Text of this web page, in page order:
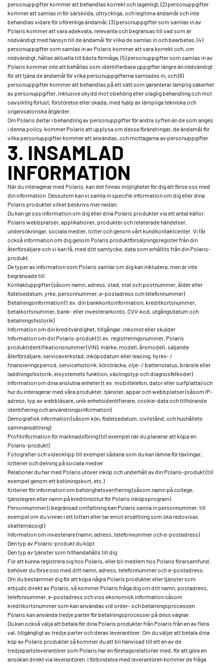
personuppgifter kommer att behandlas korrekt och lagenligt, (2) personuppgifter
kommer att samlas in för särskilda, uttryckliga, och legitima ändamål och inte
behandlas vidare för oförenliga ändamål, (3) personuppgifter som samlas in av
Polaris kommer att vara adekvata, relevanta och begränsas till vad som är
nödvändigt med hänsyn till de ändamål för vilka de samlas in och bearbetas, (4)
personuppgifter som samlas in av Polaris kommer att vara korrekt och, om
nödvändigt, hållas aktuella till bästa förmåga, (5) personuppgifter som samlas in av
Polaris kommer inte att behållas som identifierbara uppgifter längre än nödvändigt
för att tjäna de ändamål för vilka personuppgifterna samlades in, och (6)
personuppgifter kommer att behandlas på ett sätt som garanterar lämplig säkerhet
av personuppgifter, inklusive skydd mot obehörig eller olaglig behandling och mot
oavsiktlig förlust, förstörelse eller skada, med hjälp av lämpliga tekniska och
organisatoriska åtgärder.
Om Polaris deltar i behandling av personuppgifter för andra syften än de som anges
i denna policy, kommer Polaris att upplysa om dessa förändringar, de ändamål för
vilka personuppgifter kommer att användas, och mottagarna av personuppgifter.
3. INSAMLAD
INFORMATION
När du interagerar med Polaris, kan det finnas möjligheter för dig att förse oss med
din information. Dessutom kan vi samla in specifik information om dig eller dina
Polaris produkter vilket beskrivs mer nedan.
Du kan ge oss information om dig eller dina Polaris produkter via ett antal källor:
Polaris webbplatser, applikationer, produkter och relaterade händelser,
undersökningar, sociala medier, lotter och genom vårt kundkontaktcenter. Vi får
också information om dig genom Polaris produktförsäljningsregister från din
återförsäljare och vi kan få, med ditt samtycke, data som erhållits från din Polaris-
produkt.
De typer av information som Polaris samlar om dig kan inkludera, men är inte
begränsade till:
Kontaktuppgifter (såsom namn, adress, stad, stat och postnummer, ålder eller
födelsedatum, yrke, personnummer, e-postadress och telefonnummer)
Betalningsinformation (t.ex. din bankkontoinformation, kreditkortsnummer,
betalkortsnummer, bank- eller investerarkonto, CVV-kod, utgångsdatum och
betalningshistorik)
Information om din kreditvärdighet, tillgångar, inkomst eller skulder
Information om din Polaris-produkt (t.ex. registreringsnummer, Polaris
produktidentifikationsnummer (VIN), märke, modell, årsmodell, säljande
återförsäljare, serviceverkstad, inköpsdatum eller leasing, hyres- /
finansieringsperiod, servicehistorik, körsträcka, olje- / batteristatus, bränsle eller
laddningshistorik, elsystemets funktion, växlingstyp och diagnosfelkoder)
Information om dina anslutna enheter (t.ex. mobiltelefon, dator eller surfplatta) och
hur du interagerar med våra produkter, tjänster, appar och webbplatser (såsom IP-
adress, typ av webbläsare, unik enhetsidentifierare, cookie-data och tillhörande
identifiering och användningsinformation)
Demografisk information (såsom kön, födelsedatum, civilstånd, och hushållets
sammansättning)
Profilinformation för marknadsföring (till exempel när du planerar att köpa en
Polaris-produkt)
Fotografier och videoklipp till exempel sådana som du kan lämna för tävlingar,
lotterier och delning på sociala medier
Relationer du har med Polaris utöver inköp och underhåll av din Polaris-produkt (till
exempel genom ett belöningskort, etc.)
Kriterier för information om behörighetsverifiering (såsom namn på college,
tjänstegren eller namn på kreditinstitut för Polaris inköpsprogram)
Personnummer (i begränsad omfattning kan Polaris samla in personnummer, till
exempel om du vinner i ett lotteri eller tar emot ersättning som ska redovisas
skattemässigt)
Information om investerare (namn, adress, telefonnummer och e-postadress)
Den typ av Polaris-produkt du köpt
Den typ av tjänster som tillhandahålls till dig
För att kunna registrera sig hos Polaris, eller bli medlem hos Polaris förarsamfund,
behöver du förse oss med ditt namn, adress, telefonnummer och e-postadress.
Om du bestämmer dig för att köpa några Polaris produkter eller tjänster som
erbjuds direkt av Polaris, så kommer Polaris fråga dig om ditt namn, postadress,
telefonnummer, e-postadress och viss ekonomisk information såsom
kreditkortsnummer som kan användas vid order- och betalningsprocessen.
Polaris kan använda tredje parter för betalningsprocesser på dess vägnar.
Du kan också välja att betala för dina Polaris produkter från Polaris från en av flera
val, tillgängligt av tredje parter och deras leverantörer. Om du väljer att betala dina
köp av Polaris produkter så kommer du att bli hänvisad till ett en av de
tredjepartsleverantörer som Polaris har en företagsrelationer med, för att göra en
ansökan direkt via leverantören. I förbindelse med leverantören kommer de fråga